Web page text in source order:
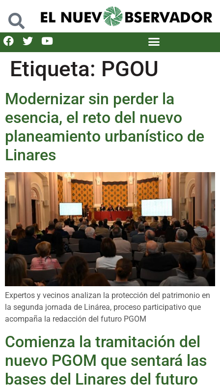
Etiqueta: PGOU
Modernizar sin perder la
esencia, el reto del nuevo
planeamiento urbanístico de
Linares
Expertos y vecinos analizan la protección del patrimonio en
la segunda jornada de Linárea, proceso participativo que
acompaña la redacción del futuro PGOM
Comienza la tramitación del
nuevo PGOM que sentará las
bases del Linares del futuro